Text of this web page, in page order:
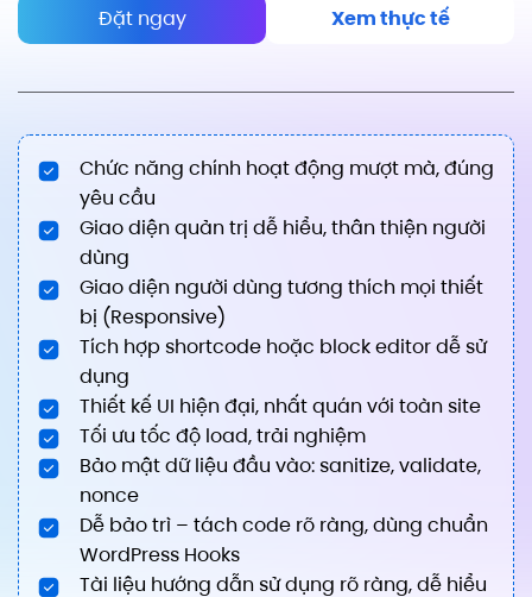
Đặt ngay Xem thực tế
Chức năng chính hoạt động mượt mà, đúng
yêu cầu
Giao diện quản trị dễ hiểu, thân thiện người
dùng
Giao diện người dùng tương thích mọi thiết
bị (Responsive)
Tích hợp shortcode hoặc block editor dễ sử
dụng
Thiết kế UI hiện đại, nhất quán với toàn site
Tối ưu tốc độ load, trải nghiệm
Bảo mật dữ liệu đầu vào: sanitize, validate,
nonce
Dễ bảo trì – tách code rõ ràng, dùng chuẩn
WordPress Hooks
Tài liệu hướng dẫn sử dụng rõ ràng, dễ hiểu